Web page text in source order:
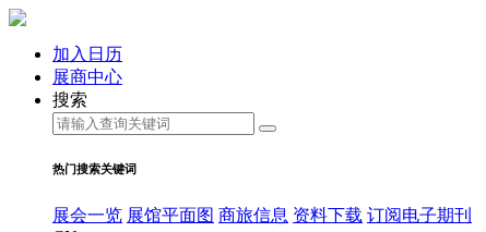
加入日历
展商中心
搜索
热门搜索关键词
展会一览 展馆平面图 商旅信息 资料下载 订阅电子期刊